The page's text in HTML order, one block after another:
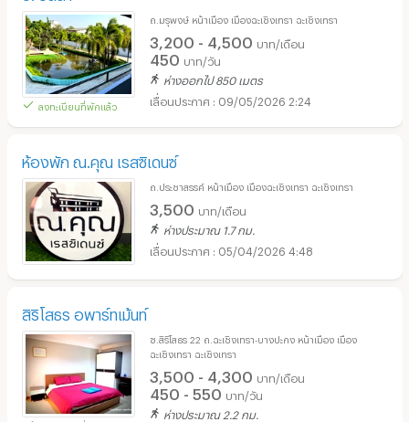
ลงทะเบียนที่พักแล้ว
ถ.มรุพงษ์ หน้าเมือง เมืองฉะเชิงเทรา ฉะเชิงเทรา
3,200 - 4,500 บาท/เดือน
450 บาท/วัน
ห่างออกไป 850 เมตร
09/05/2026 2:24
ห้องพัก ณ.คุณ เรสซิเดนซ์
ถ.ประชาสรรค์ หน้าเมือง เมืองฉะเชิงเทรา ฉะเชิงเทรา
3,500 บาท/เดือน
ห่างประมาณ 1.7 กม.
05/04/2026 4:48
สิริโสธร อพาร์ทเม้นท์
ซ.สิริโสธร 22 ถ.ฉะเชิงเทรา-บางปะกง หน้าเมือง เมือง
ฉะเชิงเทรา ฉะเชิงเทรา
3,500 - 4,300 บาท/เดือน
450 - 550 บาท/วัน
ห่างประมาณ 2.2 กม.